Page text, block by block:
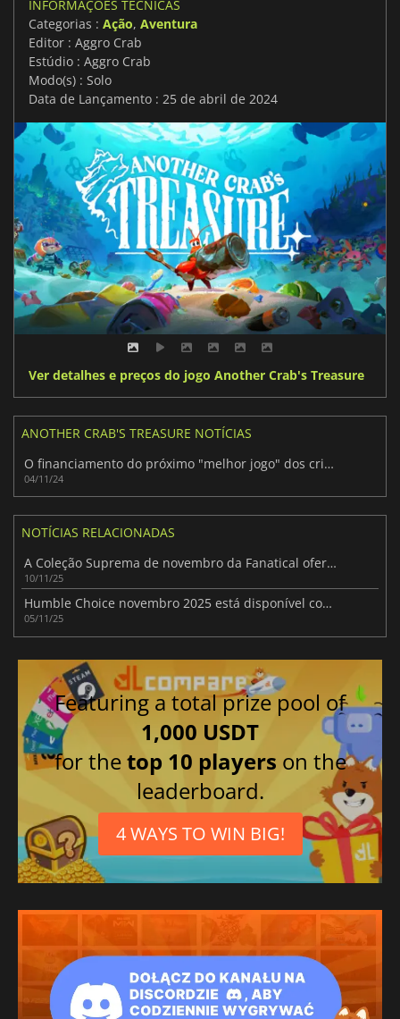
INFORMAÇÕES TÉCNICAS
Categorias : Ação, Aventura
Editor : Aggro Crab
Estúdio : Aggro Crab
Modo(s) : Solo
Data de Lançamento : 25 de abril de 2024
Ver detalhes e preços do jogo Another Crab's Treasure
ANOTHER CRAB'S TREASURE NOTÍCIAS
O financiamento do próximo "melhor jogo" dos criadores de Another Crab's Treasure falhou, mas ainda há esperança
04/11/24
NOTÍCIAS RELACIONADAS
A Coleção Suprema de novembro da Fanatical oferece jogos de renome e poupanças
10/11/25
Humble Choice novembro 2025 está disponível com Total War: Warhammer III e mais
05/11/25
Featuring a total prize pool of
1,000 USDT
for thetop 10 players on the
leaderboard.
4 WAYS TO WIN BIG!